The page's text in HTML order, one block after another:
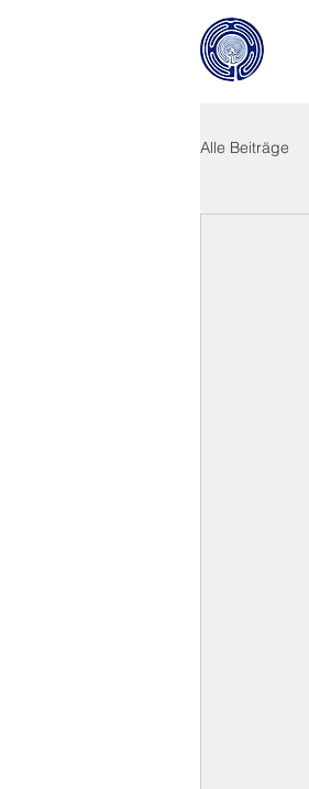
Alle Beiträge